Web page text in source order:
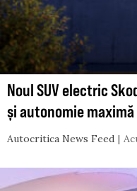
Noul SUV electric
și autonomie
Autocritica News Feed